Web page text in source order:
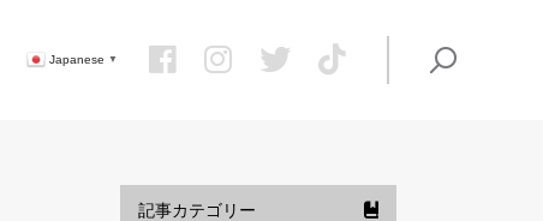
Japanese ▼
記事カテゴリー